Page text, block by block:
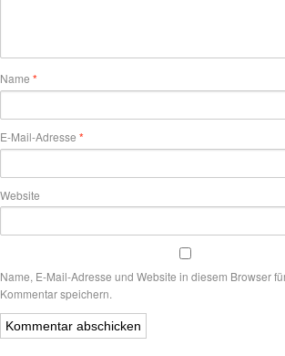
Name *
E-Mail-Adresse *
Website
Name, E-Mail-Adresse und Website in diesem Browser
Kommentar speichern.